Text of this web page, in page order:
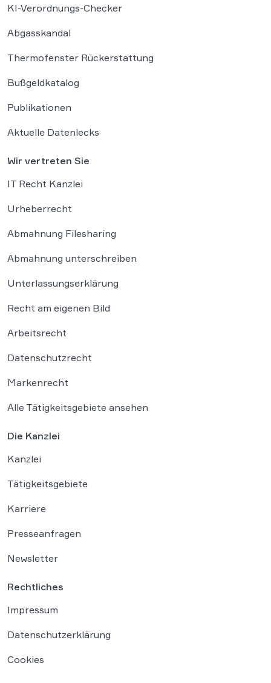
KI-Verordnungs-Checker
Abgasskandal
Thermofenster Rückerstattung
Bußgeldkatalog
Publikationen
Aktuelle Datenlecks
Wir vertreten Sie
IT Recht Kanzlei
Urheberrecht
Abmahnung Filesharing
Abmahnung unterschreiben
Unterlassungserklärung
Recht am eigenen Bild
Arbeitsrecht
Datenschutzrecht
Markenrecht
Alle Tätigkeitsgebiete ansehen
Die Kanzlei
Kanzlei
Tätigkeitsgebiete
Karriere
Presseanfragen
Newsletter
Rechtliches
Impressum
Datenschutzerklärung
Cookies